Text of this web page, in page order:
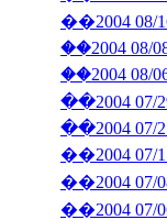
��2004
��2004
��2004
��2004
��2004